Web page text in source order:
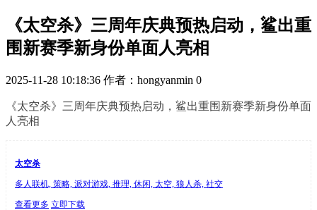
《太空杀》三周年庆典预热启动，鲨出重
围新赛季新身份单面人亮相
2025-11-28 10:18:36 作者：hongyanmin 0
《太空杀》三周年庆典预热启动，鲨出重围新赛季新身份单面
人亮相
太空杀
多人联机, 策略, 派对游戏, 推理, 休闲, 太空, 狼人杀, 社交
查看更多 立即下载